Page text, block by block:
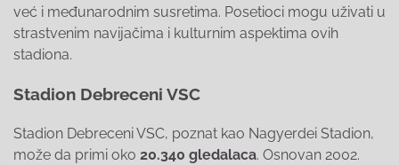
već i međunarodnim susretima. Posetioci mogu uživati u
strastvenim navijačima i kulturnim aspektima ovih
stadiona.
Stadion Debreceni VSC
Stadion Debreceni VSC, poznat kao Nagyerdei Stadion,
može da primi oko 20.340 gledalaca. Osnovan 2002.